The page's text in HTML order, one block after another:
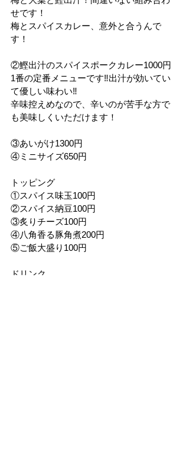
せです！
梅とスパイスカレー、意外と合うんで
す！
②鰹出汁のスパイスポークカレー1000円
1番の定番メニューです‼︎出汁が効いてい
て優しい味わい‼︎
辛味控えめなので、辛いのが苦手な方で
も美味しくいただけます！
③あいがけ1300円
④ミニサイズ650円
トッピング
①スパイス味玉100円
②スパイス納豆100円
③炙りチーズ100円
④八角香る豚角煮200円
⑤ご飯大盛り100円
ドリンク